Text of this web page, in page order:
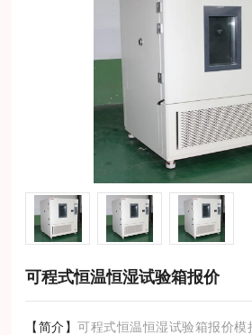
可程式恒温恒湿试验箱报价
【简介】可程式恒温恒湿试验箱报价